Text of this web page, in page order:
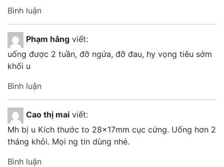
Bình luận
Phạm hằng viết:
uống được 2 tuần, đỡ ngứa, đỡ đau, hy vọng tiêu sớm
khối u
Bình luận
Cao thị mai viết:
Mh bị u Kích thước to 28×17mm cục cứng. Uống hơn 2
tháng khỏi. Mọi ng tin dùng nhé.
Bình luận